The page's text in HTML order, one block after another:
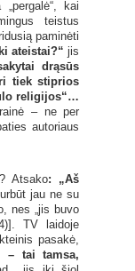
kai
teistus
paminėti
ateistai?“ jis
drąsūs
tiek stiprios
religijos“…
– ne per
autoriaus
Atsako: „Aš
jau ne su
nes „jis buvo
TV laidoje
pasakė,
– tai tamsa,